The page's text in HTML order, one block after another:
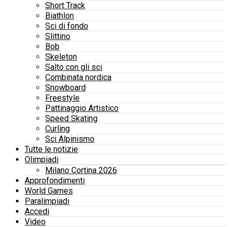
Short Track
Biathlon
Sci di fondo
Slittino
Bob
Skeleton
Salto con gli sci
Combinata nordica
Snowboard
Freestyle
Pattinaggio Artistico
Speed Skating
Curling
Sci Alpinismo
Tutte le notizie
Olimpiadi
Milano Cortina 2026
Approfondimenti
World Games
Paralimpiadi
Accedi
Video